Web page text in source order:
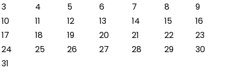
3
4 5 6 7 8
9
10
11 12 13 14 15
16
17
18 19 20 21 22
23
24
25 26 27 28 29
30
31